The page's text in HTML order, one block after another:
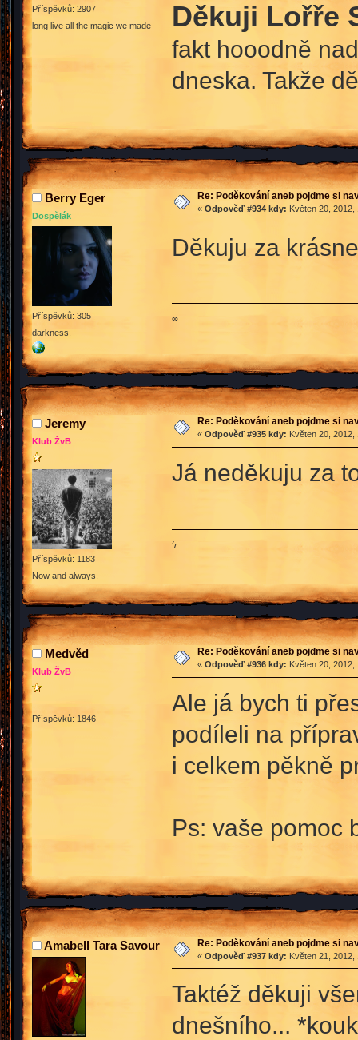
Příspěvků: 2907
long live all the magic we made
Děkuji Lořře
fakt hooodně
dneska. Takže
Berry Eger
Dospělák
Příspěvků: 305
darkness.
Re: Poděkování aneb pojdme si
« Odpověď #934 kdy: Květen 20, 2012,
Děkuju za
∞
Jeremy
Klub ŽvB
Příspěvků: 1183
Now and always.
Re: Poděkování aneb pojdme si
« Odpověď #935 kdy: Květen 20,
Já neděkuju za
ϟ
Medvěd
Klub ŽvB
Příspěvků: 1846
Re: Poděkování aneb pojdme si
« Odpověď #936 kdy: Květen 20,
Ale já bych ti
podíleli na
i celkem pěkně
Ps: vaše pomoc
Amabell Tara Savour Re: Poděkování aneb pojdme si
« Odpověď #937 kdy: Květen 21, 2012,
Taktéž děkuji
dnešního...